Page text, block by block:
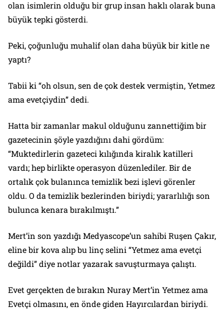
olan isimlerin olduğu bir grup insan haklı olarak buna
büyük tepki gösterdi.
Peki, çoğunluğu muhalif olan daha büyük bir kitle ne
yaptı?
Tabii ki “oh olsun, sen de çok destek vermiştin, Yetmez
ama evetçiydin” dedi.
Hatta bir zamanlar makul olduğunu zannettiğim bir
gazetecinin şöyle yazdığını dahi gördüm:
“Muktedirlerin gazeteci kılığında kiralık katilleri
vardı; hep birlikte operasyon düzenlediler. Bir de
ortalık çok bulanınca temizlik bezi işlevi görenler
oldu. O da temizlik bezlerinden biriydi; yararlılığı son
bulunca kenara bırakılmıştı.”
Mert’in son yazdığı Medyascope’un sahibi Ruşen Çakır,
eline bir kova alıp bu linç selini “Yetmez ama evetçi
değildi” diye notlar yazarak savuşturmaya çalıştı.
Evet gerçekten de bırakın Nuray Mert’in Yetmez ama
Evetçi olmasını, en önde giden Hayırcılardan biriydi.